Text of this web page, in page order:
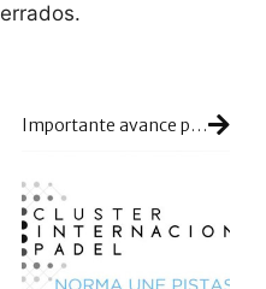
Importante avance para la Norma UNE de pistas: llega al último paso antes de su aprobación